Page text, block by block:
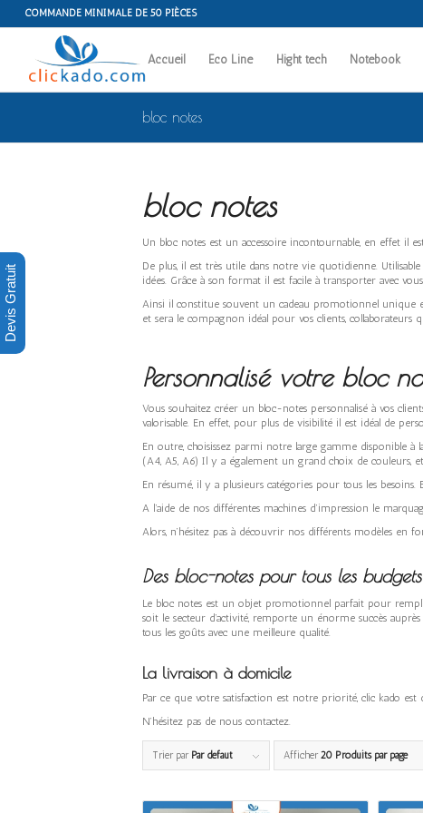
COMMANDE MINIMALE DE 50 PIÈCES
Accueil Eco Line Hight tech Notebook
bloc notes
bloc notes
Un bloc notes est un accessoire incontournable, en effet il
De plus, il est très utile dans notre vie quotidienne.
idées. Grâce à son format il est facile à transporter avec vous.
Ainsi il constitue souvent un cadeau promotionnel unique
et sera le compagnon idéal pour vos clients,
Personnalisé votre bloc
Vous souhaitez créer un bloc-notes personnalisé à vos
valorisable. En effet, pour plus de visibilité il est idéal de
En outre, choisissez parmi notre large gamme disponible à
(A4, A5, A6) Il y a également un grand choix de couleurs,
En résumé, il y a plusieurs catégories pour tous les
A l’aide de nos différentes machines d’impression le
Alors, n’hésitez pas à découvrir nos différents modèles en
Des bloc-notes pour tous les budgets
Le bloc notes est un objet promotionnel parfait pour
soit le secteur d’activité, remporte un énorme succès
tous les goûts avec une meilleure qualité.
La livraison à domicile
Par ce que votre satisfaction est notre priorité, clic kado
N’hésitez pas de nous contactez.
Trier par Par défaut Afficher 20 Produits par page
Devis Gratuit